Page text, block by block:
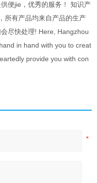
便jie，优秀的服务！ 知识产
所有产品均来自产品的生产
尽快处理! Here, Hangzhou
in hand with you to creat
provide you with con